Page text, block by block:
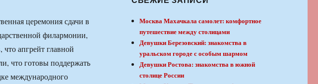
церемония сдачи в
филармонии,
что апгрейт главной
что готовы поддержать
международного
Москва Махачкала самолет: комфортное
путешествие между столицами
Девушки Березовский: знакомства в
уральском городе с особым шармом
Девушки Ростова: знакомства в южной
столице России